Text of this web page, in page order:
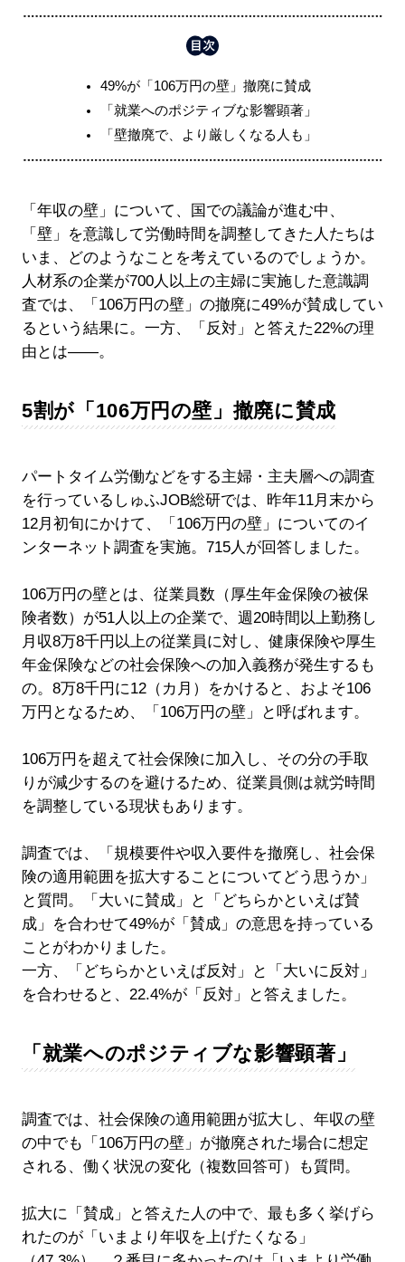
49%が「106万円の壁」撤廃に賛成
「就業へのポジティブな影響顕著」
「壁撤廃で、より厳しくなる人も」
「年収の壁」について、国での議論が進む中、
「壁」を意識して労働時間を調整してきた人たちは
いま、どのようなことを考えているのでしょうか。
人材系の企業が700人以上の主婦に実施した意識調
査では、「106万円の壁」の撤廃に49%が賛成してい
るという結果に。一方、「反対」と答えた22%の理
由とは――。
5割が「106万円の壁」撤廃に賛成
パートタイム労働などをする主婦・主夫層への調査
を行っているしゅふJOB総研では、昨年11月末から
12月初旬にかけて、「106万円の壁」についてのイ
ンターネット調査を実施。715人が回答しました。
106万円の壁とは、従業員数（厚生年金保険の被保
険者数）が51人以上の企業で、週20時間以上勤務し
月収8万8千円以上の従業員に対し、健康保険や厚生
年金保険などの社会保険への加入義務が発生するも
の。8万8千円に12（カ月）をかけると、およそ106
万円となるため、「106万円の壁」と呼ばれます。
106万円を超えて社会保険に加入し、その分の手取
りが減少するのを避けるため、従業員側は就労時間
を調整している現状もあります。
調査では、「規模要件や収入要件を撤廃し、社会保
険の適用範囲を拡大することについてどう思うか」
と質問。「大いに賛成」と「どちらかといえば賛
成」を合わせて49%が「賛成」の意思を持っている
ことがわかりました。
一方、「どちらかといえば反対」と「大いに反対」
を合わせると、22.4%が「反対」と答えました。
「就業へのポジティブな影響顕著」
調査では、社会保険の適用範囲が拡大し、年収の壁
の中でも「106万円の壁」が撤廃された場合に想定
される、働く状況の変化（複数回答可）も質問。
拡大に「賛成」と答えた人の中で、最も多く挙げら
れたのが「いまより年収を上げたくなる」